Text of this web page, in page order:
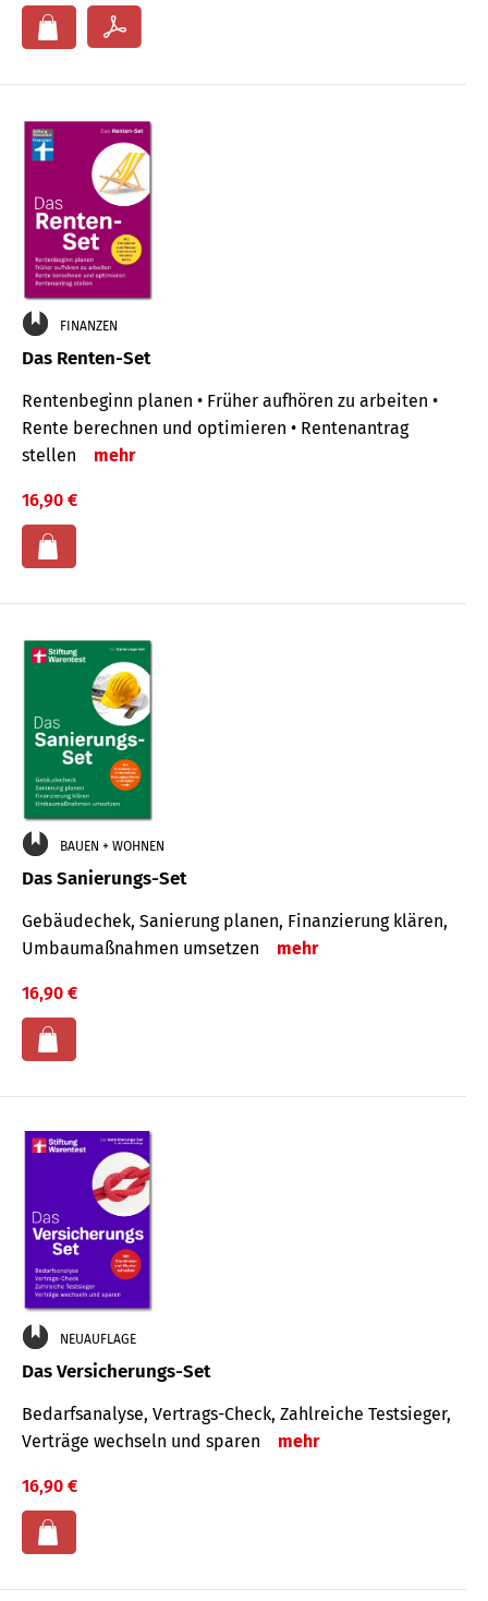
FINANZEN
Das Renten-Set
Rentenbeginn planen • Früher aufhören zu arbeiten •
Rente berechnen und optimieren • Rentenantrag
stellen
mehr
16,90 €
BAUEN + WOHNEN
Das Sanierungs-Set
Gebäudechek, Sanierung planen, Finanzierung klären,
Umbaumaßnahmen umsetzen
mehr
16,90 €
NEUAUFLAGE
Das Versicherungs-Set
Bedarfsanalyse, Vertrags-Check, Zahlreiche Testsieger,
Verträge wechseln und sparen
mehr
16,90 €